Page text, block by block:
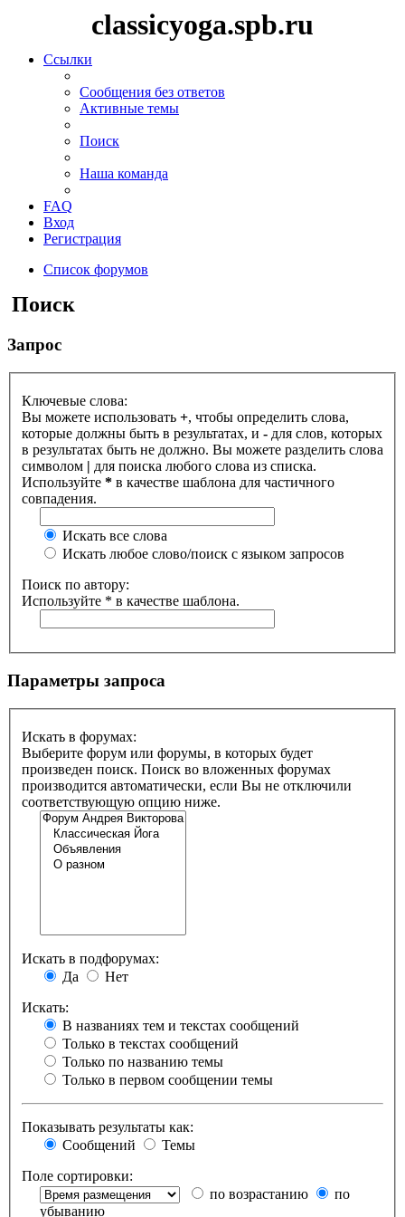
classicyoga.spb.ru
Ссылки
Сообщения без ответов
Активные темы
Поиск
Наша команда
FAQ
Вход
Регистрация
Список форумов
Поиск
Запрос
Ключевые слова:
Вы можете использовать +, чтобы определить слова,
которые должны быть в результатах, и - для слов, которых
в результатах быть не должно. Вы можете разделить слова
символом | для поиска любого слова из списка.
Используйте * в качестве шаблона для частичного
совпадения.
Искать все слова
Искать любое слово/поиск с языком запросов
Поиск по автору:
Используйте * в качестве шаблона.
Параметры запроса
Искать в форумах:
Выберите форум или форумы, в которых будет
произведен поиск. Поиск во вложенных форумах
производится автоматически, если Вы не отключили
соответствующую опцию ниже.
Искать в подфорумах:
Да
Нет
Искать:
В названиях тем и текстах сообщений
Только в текстах сообщений
Только по названию темы
Только в первом сообщении темы
Показывать результаты как:
Сообщений
Темы
Поле сортировки:
по возрастанию
по
убыванию